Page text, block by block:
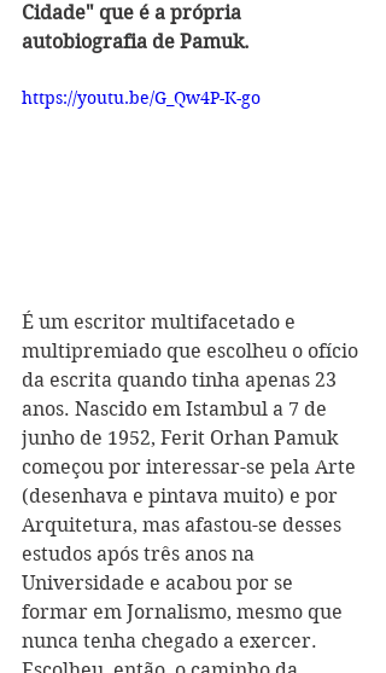
Cidade" que é a própria
autobiografia de Pamuk.
https://youtu.be/G_Qw4P-K-go
É um escritor multifacetado e
multipremiado que escolheu o ofício
da escrita quando tinha apenas 23
anos. Nascido em Istambul a 7 de
junho de 1952, Ferit Orhan Pamuk
começou por interessar-se pela Arte
(desenhava e pintava muito) e por
Arquitetura, mas afastou-se desses
estudos após três anos na
Universidade e acabou por se
formar em Jornalismo, mesmo que
nunca tenha chegado a exercer.